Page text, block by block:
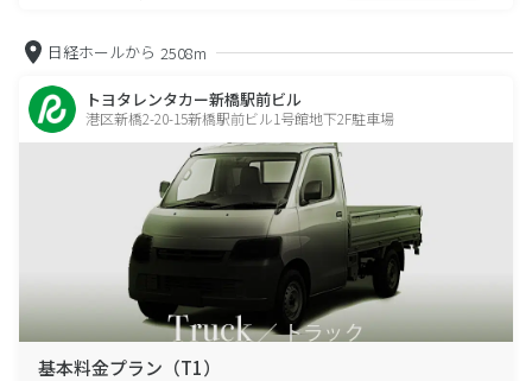
日経ホールから 2508m
トヨタレンタカー新橋駅前ビル
港区新橋2-20-15新橋駅前ビル1号館地下2F駐車場
基本料金プラン（T1）